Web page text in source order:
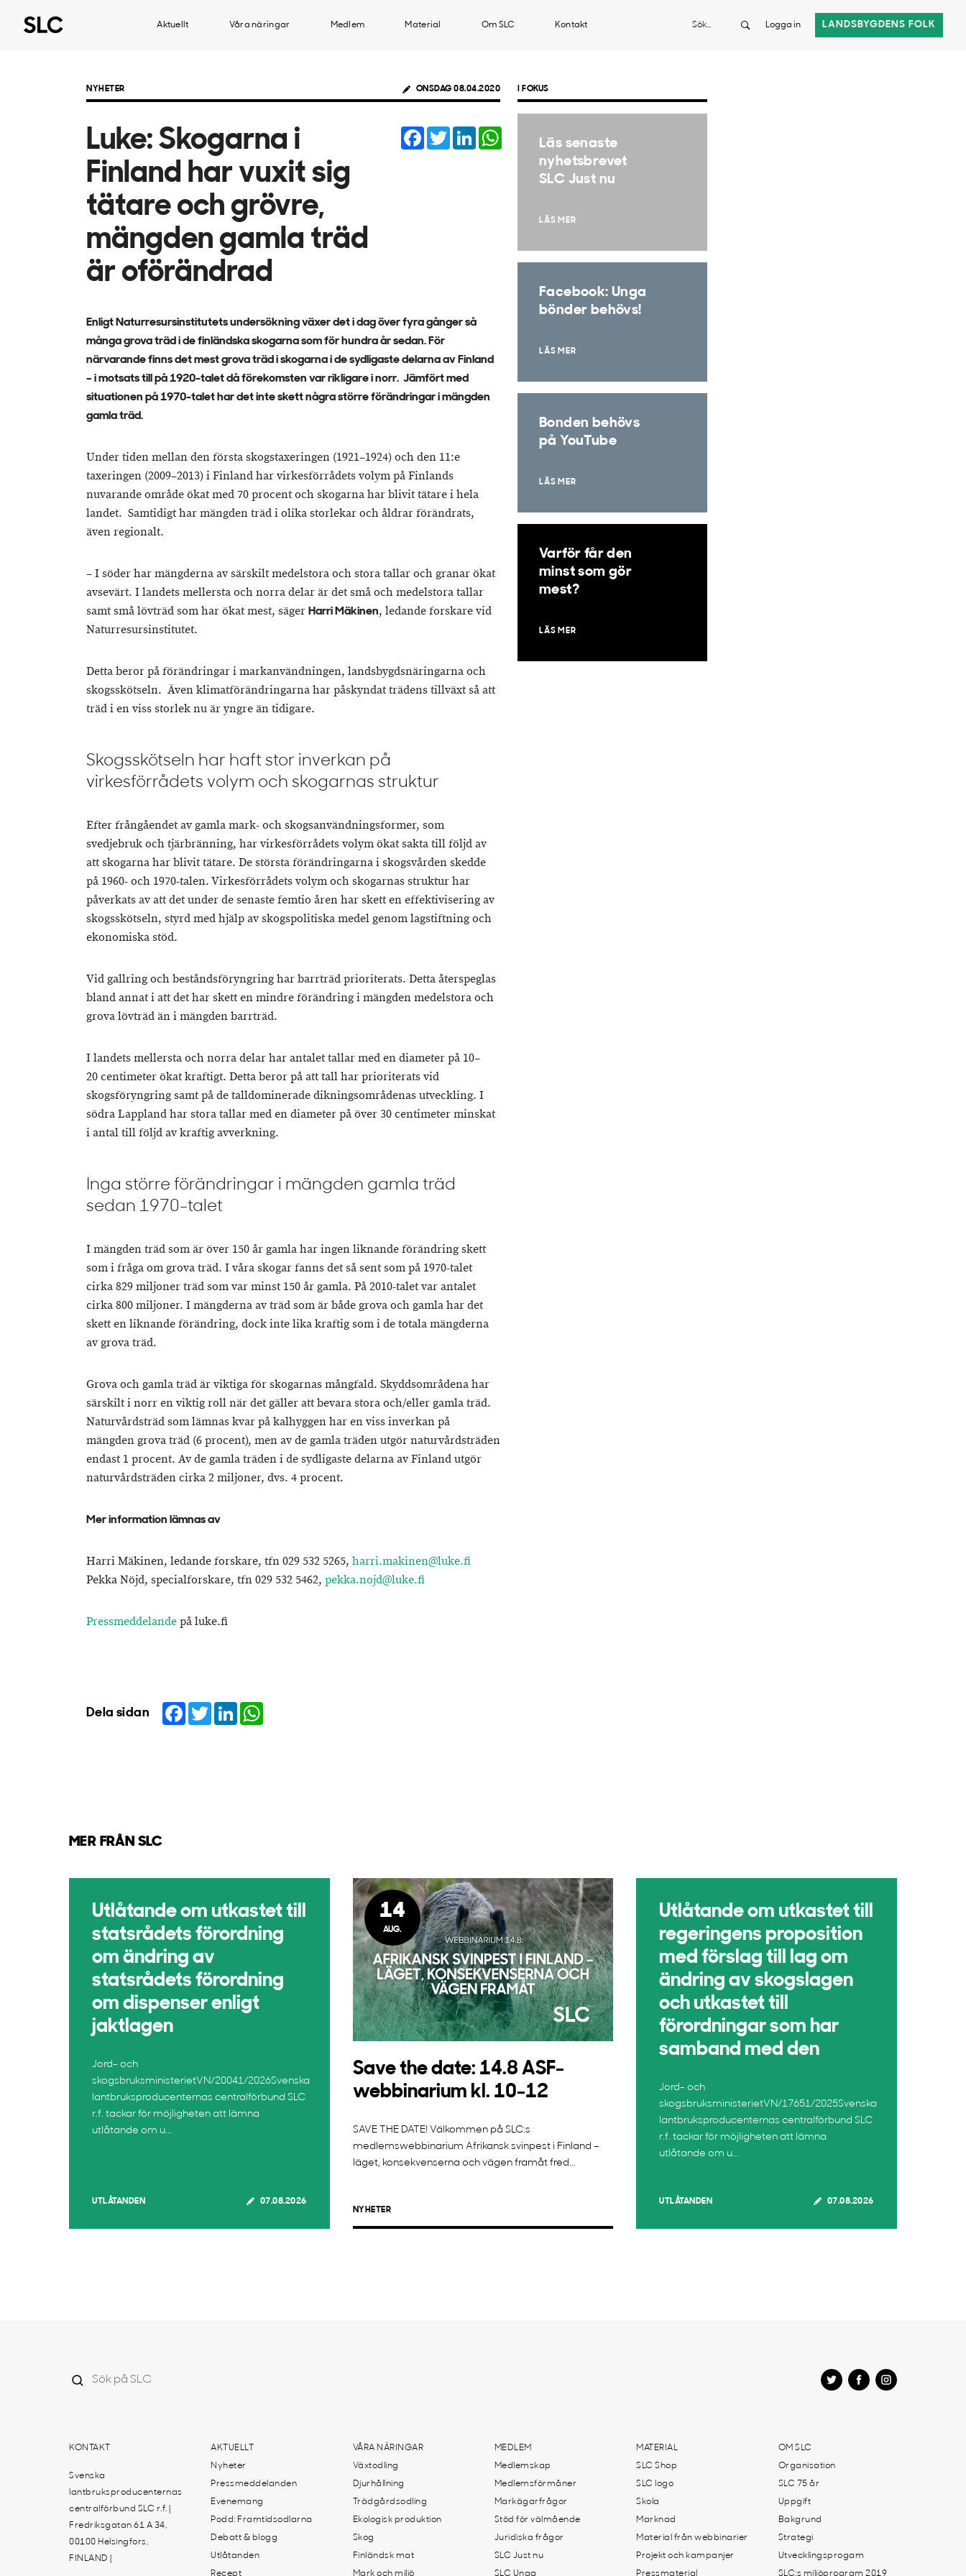
Aktuellt Våra näringar Medlem Material Om SLC Kontakt Sök Logga in LANDSBYGDENS FOLK
NYHETER ONSDAG 08.04.2020
Luke: Skogarna i
Finland har vuxit sig
tätare och grövre,
mängden gamla träd
är oförändrad
Facebook
TwitterLinkedIn
Enligt Naturresursinstitutets undersökning växer det i dag över fyra gånger så
många grova träd i de finländska skogarna som för hundra år sedan. För
närvarande finns det mest grova träd i skogarna i de sydligaste delarna av Finland
– i motsats till på 1920-talet då förekomsten var rikligare i norr. Jämfört med
situationen på 1970-talet har det inte skett några större förändringar i mängden
gamla träd.
Under tiden mellan den första skogstaxeringen (1921–1924) och den 11:e
taxeringen (2009–2013) i Finland har virkesförrådets volym på Finlands
nuvarande område ökat med 70 procent och skogarna har blivit tätare i hela
landet. Samtidigt har mängden träd i olika storlekar och åldrar förändrats,
även regionalt.
– I söder har mängderna av särskilt medelstora och stora tallar och granar ökat
avsevärt. I landets mellersta och norra delar är det små och medelstora tallar
samt små lövträd som har ökat mest, säger Harri Mäkinen, ledande forskare vid
Naturresursinstitutet.
Detta beror på förändringar i markanvändningen, landsbygdsnäringarna och
skogsskötseln. Även klimatförändringarna har påskyndat trädens tillväxt så att
träd i en viss storlek nu är yngre än tidigare.
Skogsskötseln har haft stor inverkan på
virkesförrådets volym och skogarnas struktur
Efter frångåendet av gamla mark- och skogsanvändningsformer, som
svedjebruk och tjärbränning, har virkesförrådets volym ökat sakta till följd av
att skogarna har blivit tätare. De största förändringarna i skogsvården skedde
på 1960- och 1970-talen. Virkesförrådets volym och skogarnas struktur har
påverkats av att det under de senaste femtio åren har skett en effektivisering av
skogsskötseln, styrd med hjälp av skogspolitiska medel genom lagstiftning och
ekonomiska stöd.
Vid gallring och beståndsföryngring har barrträd prioriterats. Detta återspeglas
bland annat i att det har skett en mindre förändring i mängden medelstora och
grova lövträd än i mängden barrträd.
I landets mellersta och norra delar har antalet tallar med en diameter på 10–
20 centimeter ökat kraftigt. Detta beror på att tall har prioriterats vid
skogsföryngring samt på de talldominerade dikningsområdenas utveckling. I
södra Lappland har stora tallar med en diameter på över 30 centimeter minskat
i antal till följd av kraftig avverkning.
Inga större förändringar i mängden gamla träd
sedan 1970-talet
I mängden träd som är över 150 år gamla har ingen liknande förändring skett
som i fråga om grova träd. I våra skogar fanns det så sent som på 1970-talet
cirka 829 miljoner träd som var minst 150 år gamla. På 2010-talet var antalet
cirka 800 miljoner. I mängderna av träd som är både grova och gamla har det
skett en liknande förändring, dock inte lika kraftig som i de totala mängderna
av grova träd.
Grova och gamla träd är viktiga för skogarnas mångfald. Skyddsområdena har
särskilt i norr en viktig roll när det gäller att bevara stora och/eller gamla träd.
Naturvårdsträd som lämnas kvar på kalhyggen har en viss inverkan på
mängden grova träd (6 procent), men av de gamla träden utgör naturvårdsträden
endast 1 procent. Av de gamla träden i de sydligaste delarna av Finland utgör
naturvårdsträden cirka 2 miljoner, dvs. 4 procent.
Mer information lämnas av
Harri Mäkinen, ledande forskare, tfn 029 532 5265, harri.makinen@luke.fi
Pekka Nöjd, specialforskare, tfn 029 532 5462, pekka.nojd@luke.fi
Pressmeddelandepå luke.fi
Dela sidan Facebook
TwitterLinkedIn
I FOKUS
Läs senaste
nyhetsbrevet
SLC Just nu
LÄS MER
Facebook: Unga
bönder behövs!
LÄS MER
Bonden behövs
på YouTube
LÄS MER
Varför får den
minst som gör
mest?
LÄS MER
MER FRÅN SLC
Utlåtande om utkastet till
statsrådets förordning
om ändring av
statsrådets förordning
om dispenser enligt
jaktlagen
Jord- och
skogsbruksministerietVN/20041/2026Svenska
lantbruksproducenternas centralförbund SLC
r.f. tackar för möjligheten att lämna
utlåtande om u...
UTLÅTANDEN 07.08.2026
14
AUG.
Save the date: 14.8 ASF-
webbinarium kl. 10-12
SAVE THE DATE! Välkommen på SLC:s
medlemswebbinarium Afrikansk svinpest i Finland –
läget, konsekvenserna och vägen framåt fred...
NYHETER
Utlåtande om utkastet till
regeringens proposition
med förslag till lag om
ändring av skogslagen
och utkastet till
förordningar som har
samband med den
Jord- och
skogsbruksministerietVN/17651/2025Svenska
lantbruksproducenternas centralförbund SLC
r.f. tackar för möjligheten att lämna
utlåtande om u...
UTLÅTANDEN 07.08.2026
KONTAKT
Svenska
lantbruksproducenternas
centralförbund SLC r.f. |
Fredriksgatan 61 A 34,
00100 Helsingfors,
FINLAND |
AKTUELLT
Nyheter
Pressmeddelanden
Evenemang
Podd: Framtidsodlarna
Debatt & blogg
Utlåtanden
Recept
VÅRA NÄRINGAR
Växtodling
Djurhållning
Trädgårdsodling
Ekologisk produktion
Skog
Finländsk mat
Mark och miljö
MEDLEM
Medlemskap
Medlemsförmåner
Markägarfrågor
Stöd för välmående
Juridiska frågor
SLC Just nu
SLC Unga
MATERIAL
SLC Shop
SLC logo
Skola
Marknad
Material från webbinarier
Projekt och kampanjer
Pressmaterial
OM SLC
Organisation
SLC 75 år
Uppgift
Bakgrund
Strategi
Utvecklingsprogam
SLC:s miljöprogram 2019